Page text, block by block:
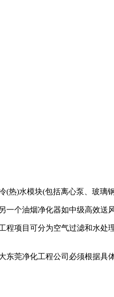
)水模块(包括离心泵、玻璃钢
个油烟净化器如中级高效送风
项目可分为空气过滤和水处理
莞净化工程公司必须根据具体